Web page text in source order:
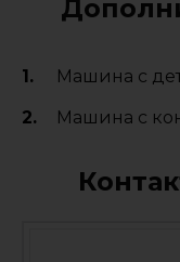
Машина с
Машина с